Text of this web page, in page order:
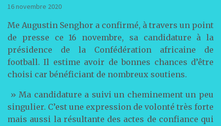
16 novembre 2020
Me Augustin Senghor a confirmé, à travers un point
de presse ce 16 novembre, sa candidature à la
présidence de la Confédération africaine de
football. Il estime avoir de bonnes chances d’être
choisi car bénéficiant de nombreux soutiens.
» Ma candidature a suivi un cheminement un peu
singulier. C’est une expression de volonté très forte
mais aussi la résultante des actes de confiance qui